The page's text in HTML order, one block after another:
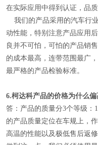
在实际应用中得到认证，品质
我们的产品采用的汽车行
动性能，特别注意产品应用
良并不可怕，可怕的产品销
的成本最高，连带范围最广
最严格的产品检验标准。
6.柯达科产品的价格为什么偏
答：产品的质量分3个等级：
的产品质量定位在车规上，
高温的性能以及极低售后返